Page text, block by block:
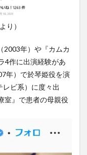
り）
2003年）や『カムカ
4作に出演経験があ
年）で於琴姫役を演
レビ系）に度々出
室』で患者の母親役